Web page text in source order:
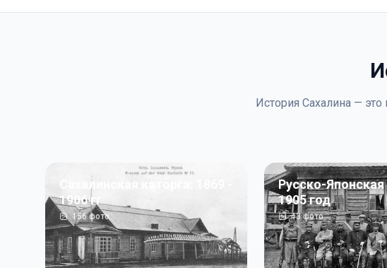
История Сахалина —
Сахалинская каторга: 1869 -
1906 гг
156фото
Русско-Японская
1905 год
43фото